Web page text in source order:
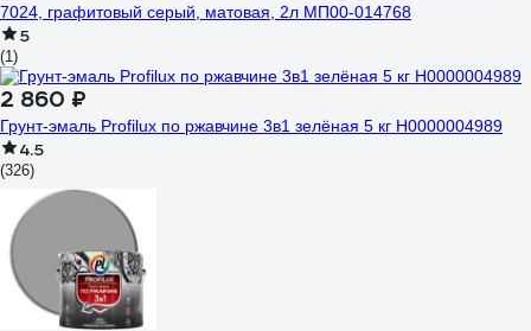
7024, графитовый серый, матовая, 2л МП00-014768
5
(1)
2 860 ₽
Грунт-эмаль Profilux по ржавчине 3в1 зелёная 5 кг Н0000004989
4.5
(326)